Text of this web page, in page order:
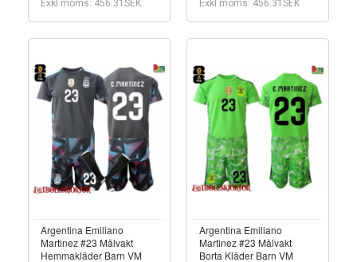
Exkl moms: 456.31SEK Exkl moms: 456.31SEK
Argentina Emiliano
Martinez #23 Målvakt
Hemmakläder Barn VM
Argentina Emiliano
Martinez #23 Målvakt
Borta Kläder Barn VM